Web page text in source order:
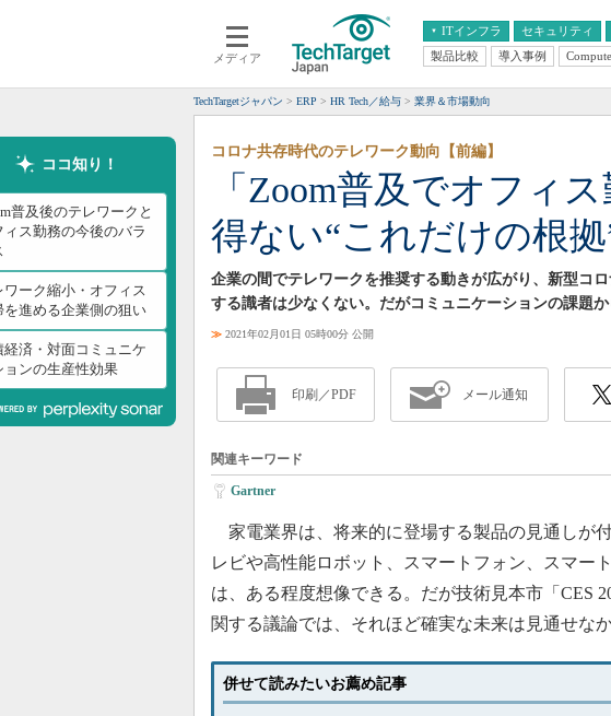
メディア
ITインフラ
クラウド
スマートモバイル
ネットワーク
システム運用管理
セキュリティ
エンタープライズAI
ERP
CX
情報系システム
経営
製品比較 導入事例
TechTargetジャパン ERP HR Tech／給与 業界＆市場動向
ココ知り！
普及後のテレワークと
ィス勤務の今後のバラ
ワーク縮小・オフィス
を進める企業側の狙い
経済・対面コミュニケ
ョンの生産性効果
「Zoom普及でオフィ
得ない“これだけの根拠
コロナ共存時代のテレワーク動向【前編】
企業の間でテレワークを推奨する動きが広がり、新型コ
する識者は少なくない。だがコミュニケーションの課題か
≫ 2021年02月01日 05時00分 公開
印刷／PDF メール通知
関連キーワード
Gartner
家電業界は、将来的に登場する製品の見通しが
レビや高性能ロボット、スマートフォン、スマー
は、ある程度想像できる。だが技術見本市「CES
関する議論では、それほど確実な未来は見通せなか
併せて読みたいお薦め記事